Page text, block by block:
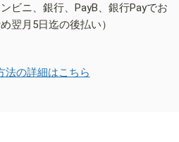
ビニ、銀行、PayB、銀行Payでお
翌月5日迄の後払い）
法の詳細はこちら